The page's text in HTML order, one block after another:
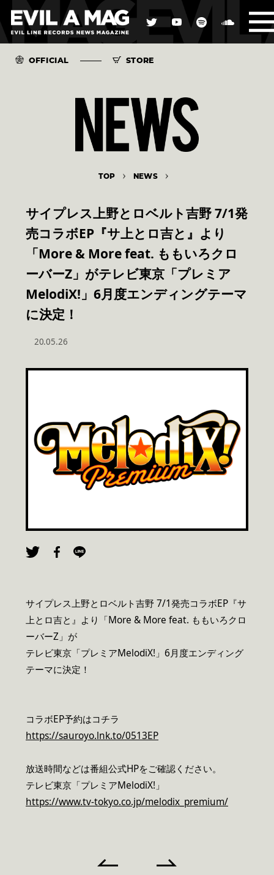
OFFICIAL STORE
TOP NEWS
サイプレス上野とロベルト吉野 7/1発
売コラボEP『サ上とロ吉と』より
「More & More feat. ももいろクロ
ーバーZ」がテレビ東京「プレミア
MelodiX!」6月度エンディングテーマ
に決定！
20.05.26
サイプレス上野とロベルト吉野 7/1発売コラボEP『サ
上とロ吉と』より「More & More feat. ももいろクロ
ーバーZ」が
テレビ東京「プレミアMelodiX!」6月度エンディング
テーマに決定！
コラボEP予約はコチラ
https://sauroyo.lnk.to/0513EP
放送時間などは番組公式HPをご確認ください。
テレビ東京「プレミアMelodiX!」
https://www.tv-tokyo.co.jp/melodix_premium/